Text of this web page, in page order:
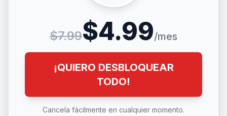
$7.99$4.99/mes
¡QUIERO DESBLOQUEAR
TODO!
Cancela fácilmente en cualquier momento.